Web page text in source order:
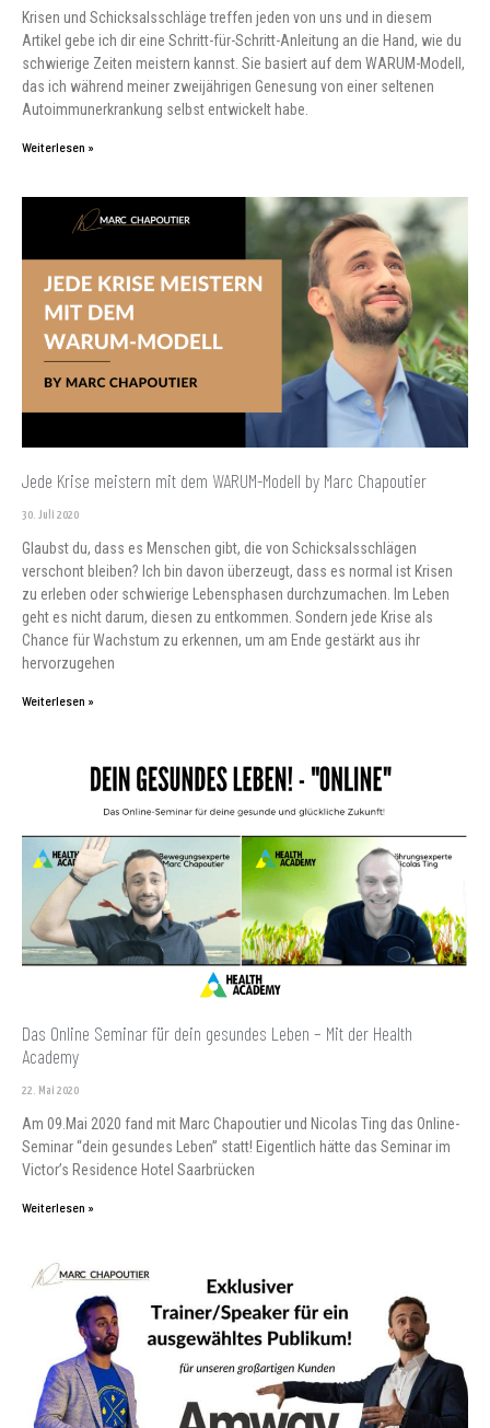
Krisen und Schicksalsschläge treffen jeden von uns und in diesem
Artikel gebe ich dir eine Schritt-für-Schritt-Anleitung an die Hand, wie du
schwierige Zeiten meistern kannst. Sie basiert auf dem WARUM-Modell,
das ich während meiner zweijährigen Genesung von einer seltenen
Autoimmunerkrankung selbst entwickelt habe.
Weiterlesen »
Jede Krise meistern mit dem WARUM-Modell by Marc Chapoutier
30. Juli 2020
Glaubst du, dass es Menschen gibt, die von Schicksalsschlägen
verschont bleiben? Ich bin davon überzeugt, dass es normal ist Krisen
zu erleben oder schwierige Lebensphasen durchzumachen. Im Leben
geht es nicht darum, diesen zu entkommen. Sondern jede Krise als
Chance für Wachstum zu erkennen, um am Ende gestärkt aus ihr
hervorzugehen
Weiterlesen »
Das Online Seminar für dein gesundes Leben – Mit der Health
Academy
22. Mai 2020
Am 09.Mai 2020 fand mit Marc Chapoutier und Nicolas Ting das Online-
Seminar “dein gesundes Leben” statt! Eigentlich hätte das Seminar im
Victor’s Residence Hotel Saarbrücken
Weiterlesen »